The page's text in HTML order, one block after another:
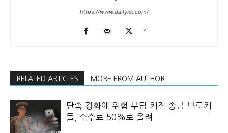
https://www.dailynk.com/
RELATED ARTICLES MORE FROM AUTHOR
단속 강화에 위험 부담 커진 송금 브로커
들, 수수료 50%로 올려